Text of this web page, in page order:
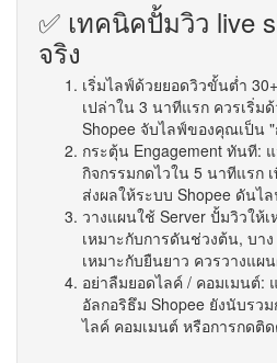
✅ เทคนิคปั้มวิว live
จริง
เริ่มไลฟ์ด้วยยอดวิวขั้นต่ำ
เปล่าใน 3 นาทีแรก ควรเริ่ม
Shopee จับไลฟ์ของคุณเป็น
กระตุ้น Engagement ทันที:
กิจกรรมกดไวใน 5 นาทีแรก
ส่งผลให้ระบบ Shopee ดัน
วางแผนใช้ Server ปั้มวิวให้
เหมาะกับการดันช่วงต้น, บา
เหมาะกับยืนยาว ควรวางแ
อย่าลืมยอดไลค์ / คอมเมนต์:
อัลกอริธึม Shopee ยังนับรว
ไลค์ คอมเมนต์ หรือการกดติ